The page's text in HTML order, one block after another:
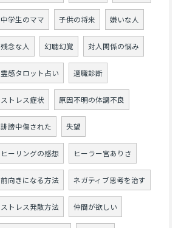
中学生のママ 子供の将来 嫌いな人
残念な人 幻聴幻覚 対人関係の悩み
霊感タロット占い 適職診断
ストレス症状 原因不明の体調不良
誹謗中傷された 失望
ヒーリングの感想 ヒーラー宮ありさ
前向きになる方法 ネガティブ思考を治す
ストレス発散方法 仲間が欲しい